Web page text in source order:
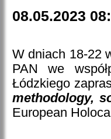
08.05.2023
W dniach 18-22
PAN we
Łódzkiego
methodology,
European